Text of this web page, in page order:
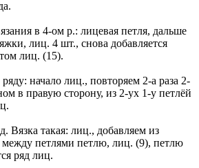
в 4-ом р.: лицевая петля, дальше
лиц. 4 шт., снова добавляется
лиц. (15).
начало лиц., повторяем 2-а раза 2-
в правую сторону, из 2-ух 1-у петлёй
Вязка такая: лиц., добавляем из
между петлями петлю, лиц. (9), петлю
ряд лиц.